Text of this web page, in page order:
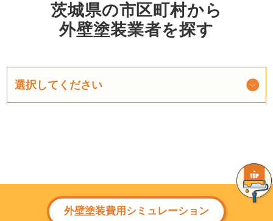
茨城県の市区町村から
外壁塗装業者を探す
外壁塗装費用シミュレーション